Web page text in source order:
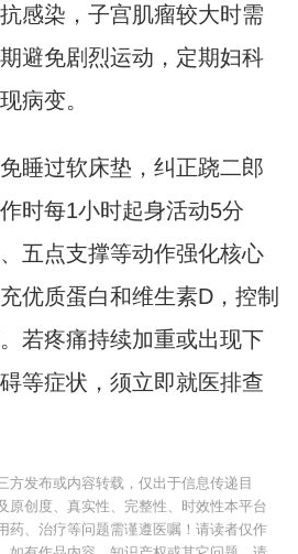
感染，子宫肌瘤较大时需
避免剧烈运动，定期妇科
病变。
睡过软床垫，纠正跷二郎
时每1小时起身活动5分
五点支撑等动作强化核心
优质蛋白和维生素D，控制
若疼痛持续加重或出现下
等症状，须立即就医排查
方发布或内容转载，仅出于信息传递目
原创度、真实性、完整性、时效性本平台
药、治疗等问题需谨遵医嘱！请读者仅作